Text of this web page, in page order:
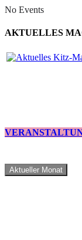
No Events
AKTUELLES
Aktueller Monat